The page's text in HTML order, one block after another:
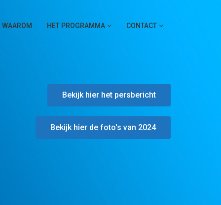
WAAROM HET PROGRAMMA CONTACT
Bekijk hier het persbericht
Bekijk hier de foto's van 2024